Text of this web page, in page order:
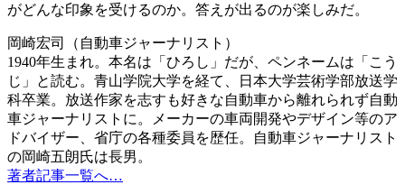
がどんな印象を受けるのか。答えが出るのが楽しみだ。
岡崎宏司（自動車ジャーナリスト）
1940年生まれ。本名は「ひろし」だが、ペンネームは「こう
じ」と読む。青山学院大学を経て、日本大学芸術学部放送学
科卒業。放送作家を志すも好きな自動車から離れられず自動
車ジャーナリストに。メーカーの車両開発やデザイン等のア
ドバイザー、省庁の各種委員を歴任。自動車ジャーナリスト
の岡崎五朗氏は長男。
著者記事一覧へ…